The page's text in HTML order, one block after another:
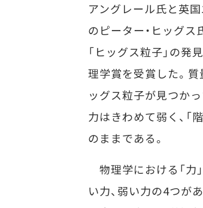
アングレール氏と英
のピーター・ヒッグス
「ヒッグス粒子」の発
理学賞を受賞した。
ッグス粒子が見つか
力はきわめて弱く、「
のままである。
物理学における「力
い力、弱い力の4つが